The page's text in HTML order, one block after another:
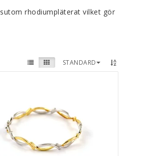
rhodiumpläterat vilket gör
STANDARD